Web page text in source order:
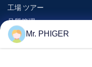
工場 ツアー
品質管理
地図
連絡 ください
Mr. PHIGER